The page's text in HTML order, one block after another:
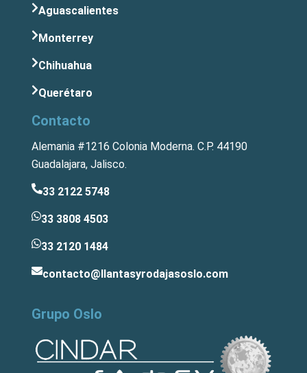
Aguascalientes
Monterrey
Chihuahua
Querétaro
Contacto
Alemania #1216 Colonia Moderna. C.P. 44190
Guadalajara, Jalisco.
33 2122 5748
33 3808 4503
33 2120 1484
contacto@llantasyrodajasoslo.com
Grupo Oslo